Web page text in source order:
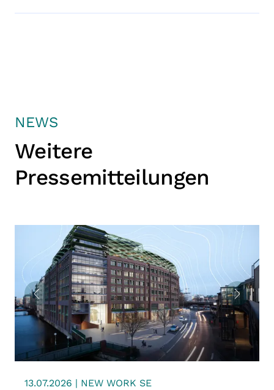
NEWS
Weitere
Pressemitteilungen
13.07.2026 | NEW WORK SE